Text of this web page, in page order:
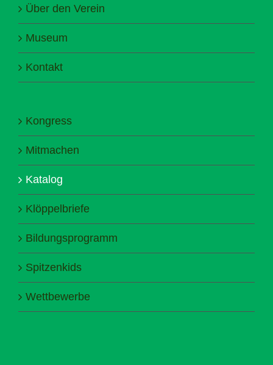
Über den Verein
Museum
Kontakt
Kongress
Mitmachen
Katalog
Klöppelbriefe
Bildungsprogramm
Spitzenkids
Wettbewerbe